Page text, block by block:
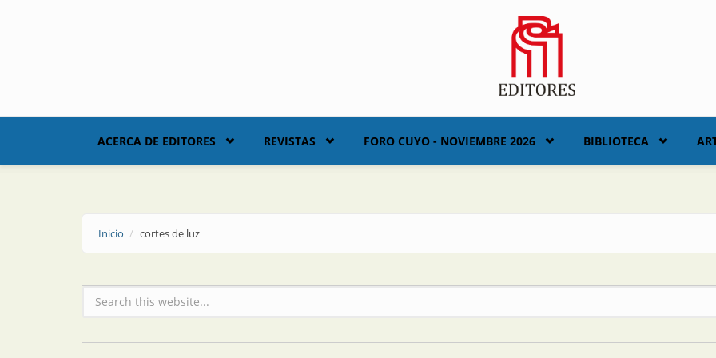
ACERCA DE EDITORES REVISTAS FORO CUYO - NOVIEMBRE 2026 BIBLIOTECA
Inicio cortes de luz
Formulario de búsqueda